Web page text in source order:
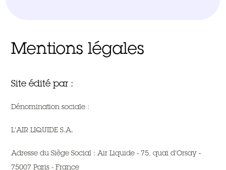
Mentions légales
Site édité par :
Dénomination sociale :
L’AIR LIQUIDE S.A.
Adresse du Siège Social : Air Liquide - 75, quai d’Orsay -
75007 Paris - France